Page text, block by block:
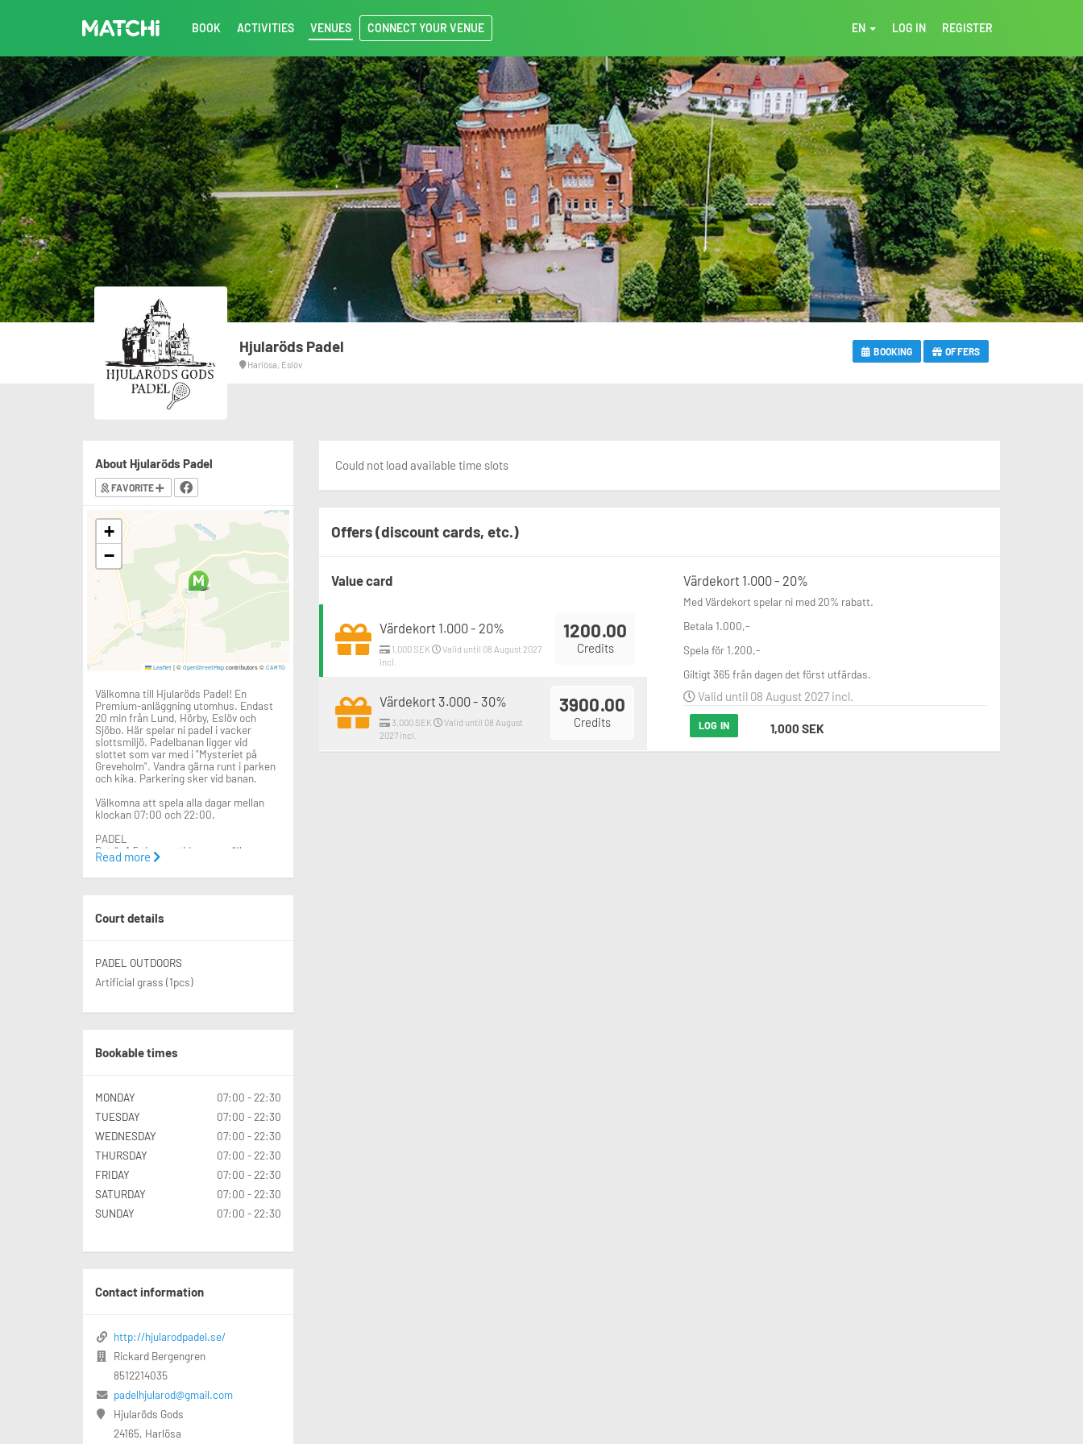
BOOK ACTIVITIES VENUES CONNECT YOUR VENUE EN LOG IN REGISTER
Hjularöds Padel
Harlösa, Eslöv
BOOKING OFFERS
Could not load available time slots
Offers (discount cards, etc.)
Value card
1200.00
Credits
Värdekort 1.000 - 20%
1,000 SEK
Valid until 08 August 2027
incl.
3900.00
Credits
Värdekort 3.000 - 30%
3,000 SEK
Valid until 08 August
2027 incl.
Värdekort 1.000 - 20%
Med Värdekort spelar ni med 20% rabatt.
Betala 1.000,-
Spela för 1.200,-
Giltigt 365 från dagen det först utfärdas.
Valid until 08 August 2027 incl.
LOG IN 1,000 SEK
About Hjularöds Padel
FAVORITE
+
−
Leaflet |© OpenStreetMapcontributors © CARTO
Välkomna till Hjularöds Padel! En
Premium-anläggning utomhus. Endast
20 min från Lund, Hörby, Eslöv och
Sjöbo. Här spelar ni padel i vacker
slottsmiljö. Padelbanan ligger vid
slottet som var med i "Mysteriet på
Greveholm". Vandra gärna runt i parken
och kika. Parkering sker vid banan.
Välkomna att spela alla dagar mellan
klockan 07:00 och 22:00.
PADEL
Det är 1,5 timmes tider som gäller.
Medlem: 220kr /1,5 timme 1/4 - 16/10
möjlig fram till 6 timmar innan bokad
tid.
padelbana sker under eget ansvar och
på egen risk. Vi rekommenderar alla
spelare att ha egen idrotts- eller
Read more
Court details
PADEL OUTDOORS
Artificial grass (1pcs)
Bookable times
MONDAY
07:00 - 22:30
TUESDAY
07:00 - 22:30
WEDNESDAY
07:00 - 22:30
THURSDAY
07:00 - 22:30
FRIDAY
07:00 - 22:30
SATURDAY
07:00 - 22:30
SUNDAY
07:00 - 22:30
Contact information
http://hjularodpadel.se/
Rickard Bergengren
8512214035
padelhjularod@gmail.com
Hjularöds Gods
24165, Harlösa